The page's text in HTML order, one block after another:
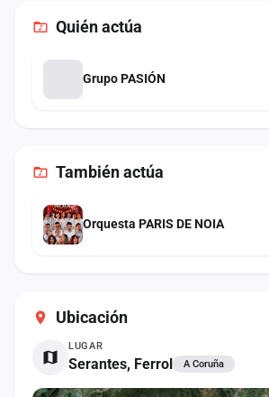
Ubicación
LUGAR
Serantes, Ferrol A Coruña
Quién actúa
Grupo PASIÓN
Tambiénactúa
Orquesta PARIS DE NOIA